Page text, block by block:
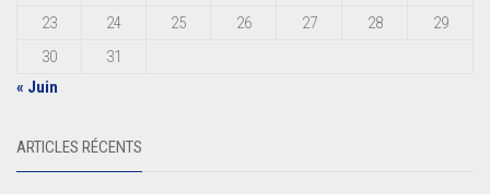
23
24 25 26 27 28
29
30
31
« Juin
ARTICLES RÉCENTS